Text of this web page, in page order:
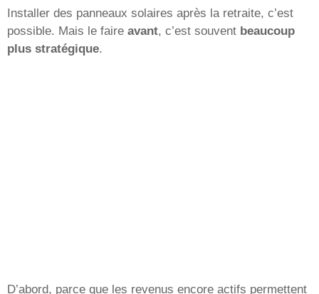
Installer des panneaux solaires après la retraite, c’est
possible. Mais le faire avant, c’est souvent beaucoup
plus stratégique.
D’abord, parce que les revenus encore actifs permettent